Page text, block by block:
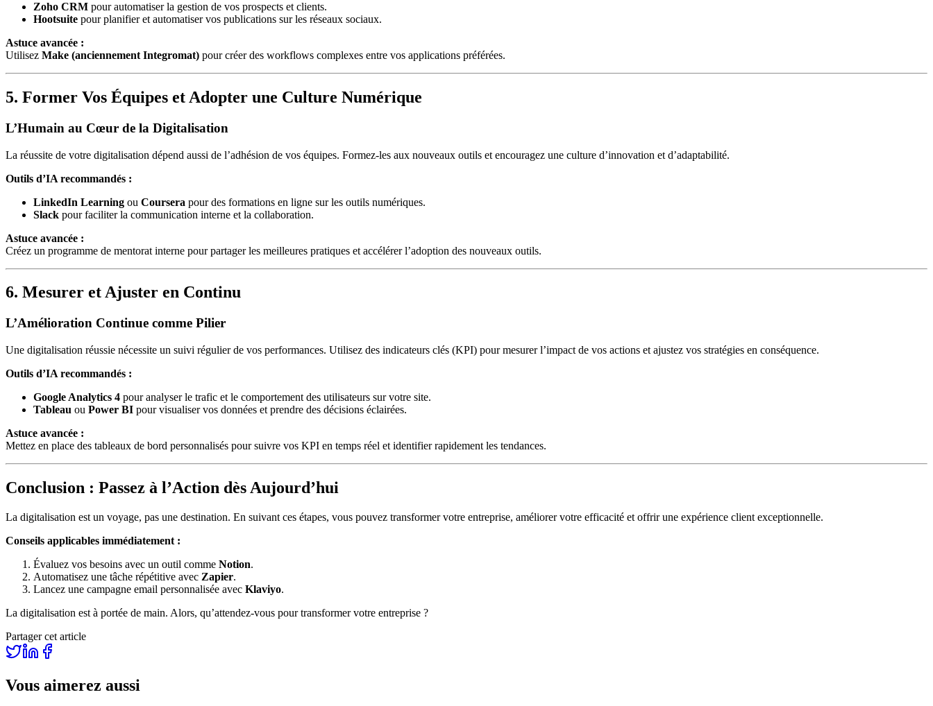
Zoho CRM pour automatiser la gestion de vos prospects et clients.
Hootsuite pour planifier et automatiser vos publications sur les réseaux sociaux.
Astuce avancée :
Utilisez Make (anciennement Integromat) pour créer des workflows complexes entre vos applications préférées.
5. Former Vos Équipes et Adopter une Culture Numérique
L’Humain au Cœur de la Digitalisation
La réussite de votre digitalisation dépend aussi de l’adhésion de vos équipes. Formez-les aux nouveaux outils et encouragez une culture d’innovation et d’adaptabilité.
Outils d’IA recommandés :
LinkedIn Learning ou Coursera pour des formations en ligne sur les outils numériques.
Slack pour faciliter la communication interne et la collaboration.
Astuce avancée :
Créez un programme de mentorat interne pour partager les meilleures pratiques et accélérer l’adoption des nouveaux outils.
6. Mesurer et Ajuster en Continu
L’Amélioration Continue comme Pilier
Une digitalisation réussie nécessite un suivi régulier de vos performances. Utilisez des indicateurs clés (KPI) pour mesurer l’impact de vos actions et ajustez vos stratégies en conséquence.
Outils d’IA recommandés :
Google Analytics 4 pour analyser le trafic et le comportement des utilisateurs sur votre site.
Tableau ou Power BI pour visualiser vos données et prendre des décisions éclairées.
Astuce avancée :
Mettez en place des tableaux de bord personnalisés pour suivre vos KPI en temps réel et identifier rapidement les tendances.
Conclusion : Passez à l’Action dès Aujourd’hui
La digitalisation est un voyage, pas une destination. En suivant ces étapes, vous pouvez transformer votre entreprise, améliorer votre efficacité et offrir une expérience client exceptionnelle.
Conseils applicables immédiatement :
Évaluez vos besoins avec un outil comme Notion.
Automatisez une tâche répétitive avec Zapier.
Lancez une campagne email personnalisée avec Klaviyo.
La digitalisation est à portée de main. Alors, qu’attendez-vous pour transformer votre entreprise ?
Partager cet article
Vous aimerez aussi